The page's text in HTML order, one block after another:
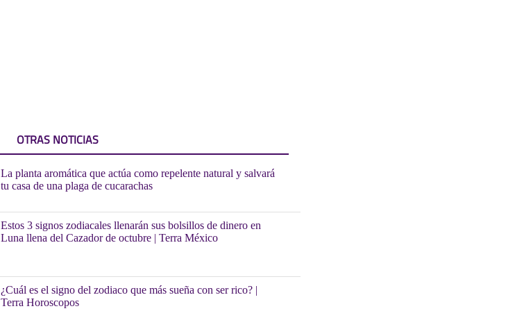
OTRAS NOTICIAS
La planta aromática que actúa como repelente natural y salvará
tu casa de una plaga de cucarachas
Estos 3 signos zodiacales llenarán sus bolsillos de dinero en
Luna llena del Cazador de octubre | Terra México
¿Cuál es el signo del zodiaco que más sueña con ser rico? |
Terra Horoscopos